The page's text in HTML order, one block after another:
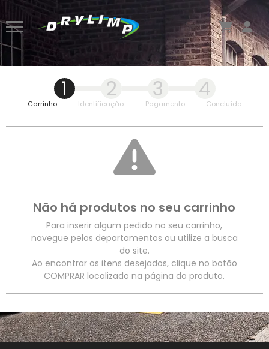
1 2 3 4
Carrinho Identificação Pagamento Concluído
Não há produtos no seu carrinho
Para inserir algum pedido no seu carrinho,
navegue pelos departamentos ou utilize a busca
do site.
Ao encontrar os itens desejados, clique no botão
COMPRAR localizado na página do produto.